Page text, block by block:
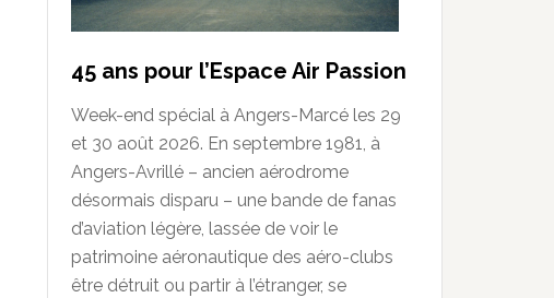
45 ans pour l’Espace Air Passion
Week-end spécial à Angers-Marcé les 29
et 30 août 2026. En septembre 1981, à
Angers-Avrillé – ancien aérodrome
désormais disparu – une bande de fanas
d’aviation légère, lassée de voir le
patrimoine aéronautique des aéro-clubs
être détruit ou partir à l’étranger, se